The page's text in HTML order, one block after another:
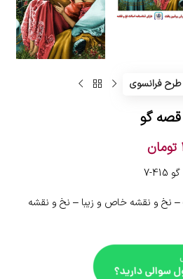
فرانسوی
گو
تومان
7
– نخ و نقشه خاص و زیبا – نخ و نقشه